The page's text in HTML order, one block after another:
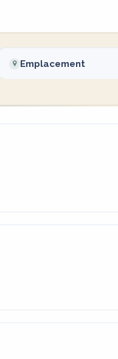
Emplacement